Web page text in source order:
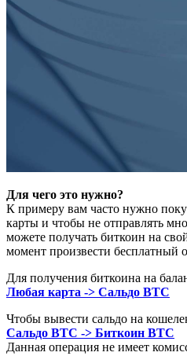
Для чего это нужно?
К примеру вам часто нужно
карты и чтобы не отправлять
можете получать биткоин на
момент произвести бесплатный
Для получения биткоина на
Любая карта -> Сальдо BTC
Чтобы вывести сальдо на
Сальдо BTC -> Биткоин BTC
Данная операция не имеет